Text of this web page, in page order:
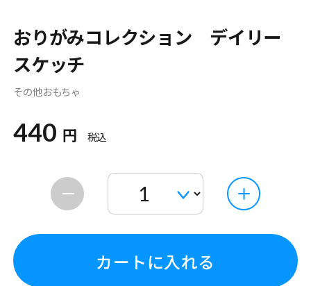
おりがみコレクション デイリー
スケッチ
その他おもちゃ
440 円 税込
カートに入れる